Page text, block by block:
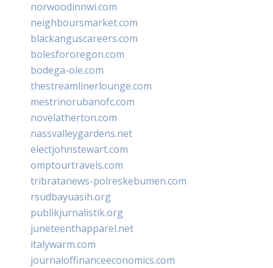
norwoodinnwi.com
neighboursmarket.com
blackanguscareers.com
bolesfororegon.com
bodega-ole.com
thestreamlinerlounge.com
mestrinorubanofc.com
novelatherton.com
nassvalleygardens.net
electjohnstewart.com
omptourtravels.com
tribratanews-polreskebumen.com
rsudbayuasih.org
publikjurnalistik.org
juneteenthapparel.net
italywarm.com
journaloffinanceeconomics.com